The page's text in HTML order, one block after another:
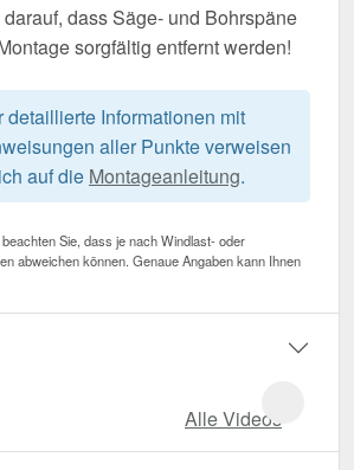
dass Säge- und Bohrspäne
sorgfältig entfernt werden!
detaillierte Informationen mit
aller Punkte verweisen
auf die Montageanleitung.
beachten Sie, dass je nach Windlast- oder
abweichen können. Genaue Angaben kann Ihnen
Alle Videos